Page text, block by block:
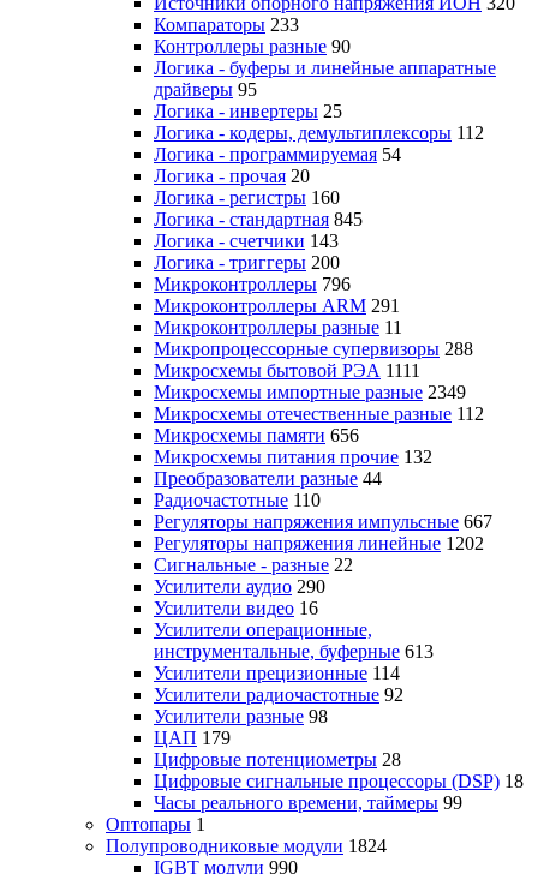
Компараторы 233
Контроллеры разные 90
Логика - буферы и линейные аппаратные
драйверы 95
Логика - инвертеры 25
Логика - кодеры, демультиплексоры 112
Логика - программируемая 54
Логика - прочая 20
Логика - регистры 160
Логика - стандартная 845
Логика - счетчики 143
Логика - триггеры 200
Микроконтроллеры 796
Микроконтроллеры ARM 291
Микроконтроллеры разные 11
Микропроцессорные супервизоры 288
Микросхемы бытовой РЭА 1111
Микросхемы импортные разные 2349
Микросхемы отечественные разные 112
Микросхемы памяти 656
Микросхемы питания прочие 132
Преобразователи разные 44
Радиочастотные 110
Регуляторы напряжения импульсные 667
Регуляторы напряжения линейные 1202
Сигнальные - разные 22
Усилители аудио 290
Усилители видео 16
Усилители операционные,
инструментальные, буферные 613
Усилители прецизионные 114
Усилители радиочастотные 92
Усилители разные 98
ЦАП 179
Цифровые потенциометры 28
Цифровые сигнальные процессоры (DSP) 18
Часы реального времени, таймеры 99
Оптопары 1
Полупроводниковые модули 1824
IGBT модули 990